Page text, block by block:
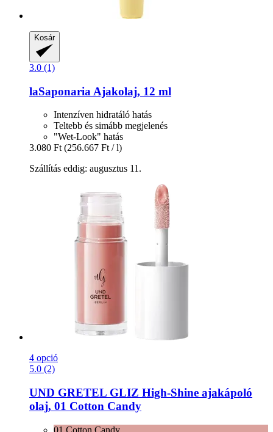
Kosár
3.0 (1)
laSaponaria Ajakolaj, 12 ml
Intenzíven hidratáló hatás
Teltebb és simább megjelenés
"Wet-Look" hatás
3.080 Ft (256.667 Ft / l)
Szállítás eddig: augusztus 11.
4 opció
5.0 (2)
UND GRETEL GLIZ High-​Shine ajakápoló
olaj, 01 Cotton Candy
01 Cotton Candy